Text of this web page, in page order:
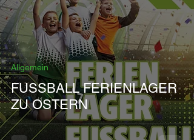
FUSSBALL FERIENLAGER
ZU OSTERN
Allgemein